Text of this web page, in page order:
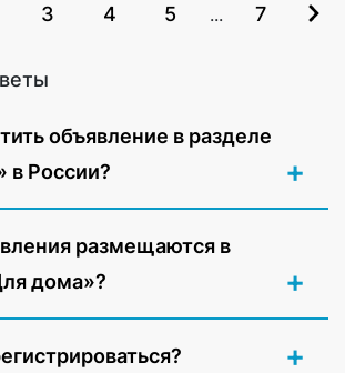
3 4 5 ... 7
объявление в разделе
в России?
размещаются в
дома»?